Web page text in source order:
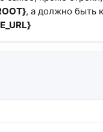
, а должно быть